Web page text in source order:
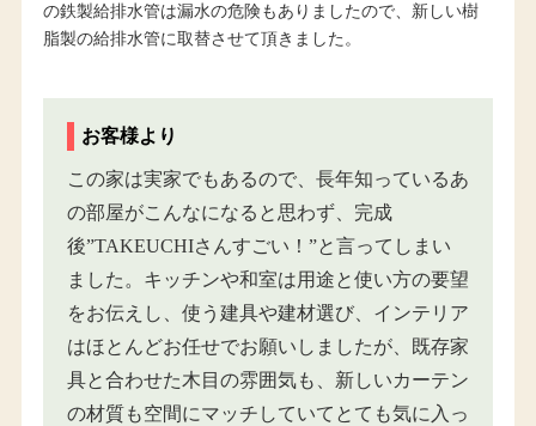
の鉄製給排水管は漏水の危険もありましたので、新しい樹
脂製の給排水管に取替させて頂きました。
お客様より
この家は実家でもあるので、長年知っているあ
の部屋がこんなになると思わず、完成
後”TAKEUCHIさんすごい！”と言ってしまい
ました。キッチンや和室は用途と使い方の要望
をお伝えし、使う建具や建材選び、インテリア
はほとんどお任せでお願いしましたが、既存家
具と合わせた木目の雰囲気も、新しいカーテン
の材質も空間にマッチしていてとても気に入っ